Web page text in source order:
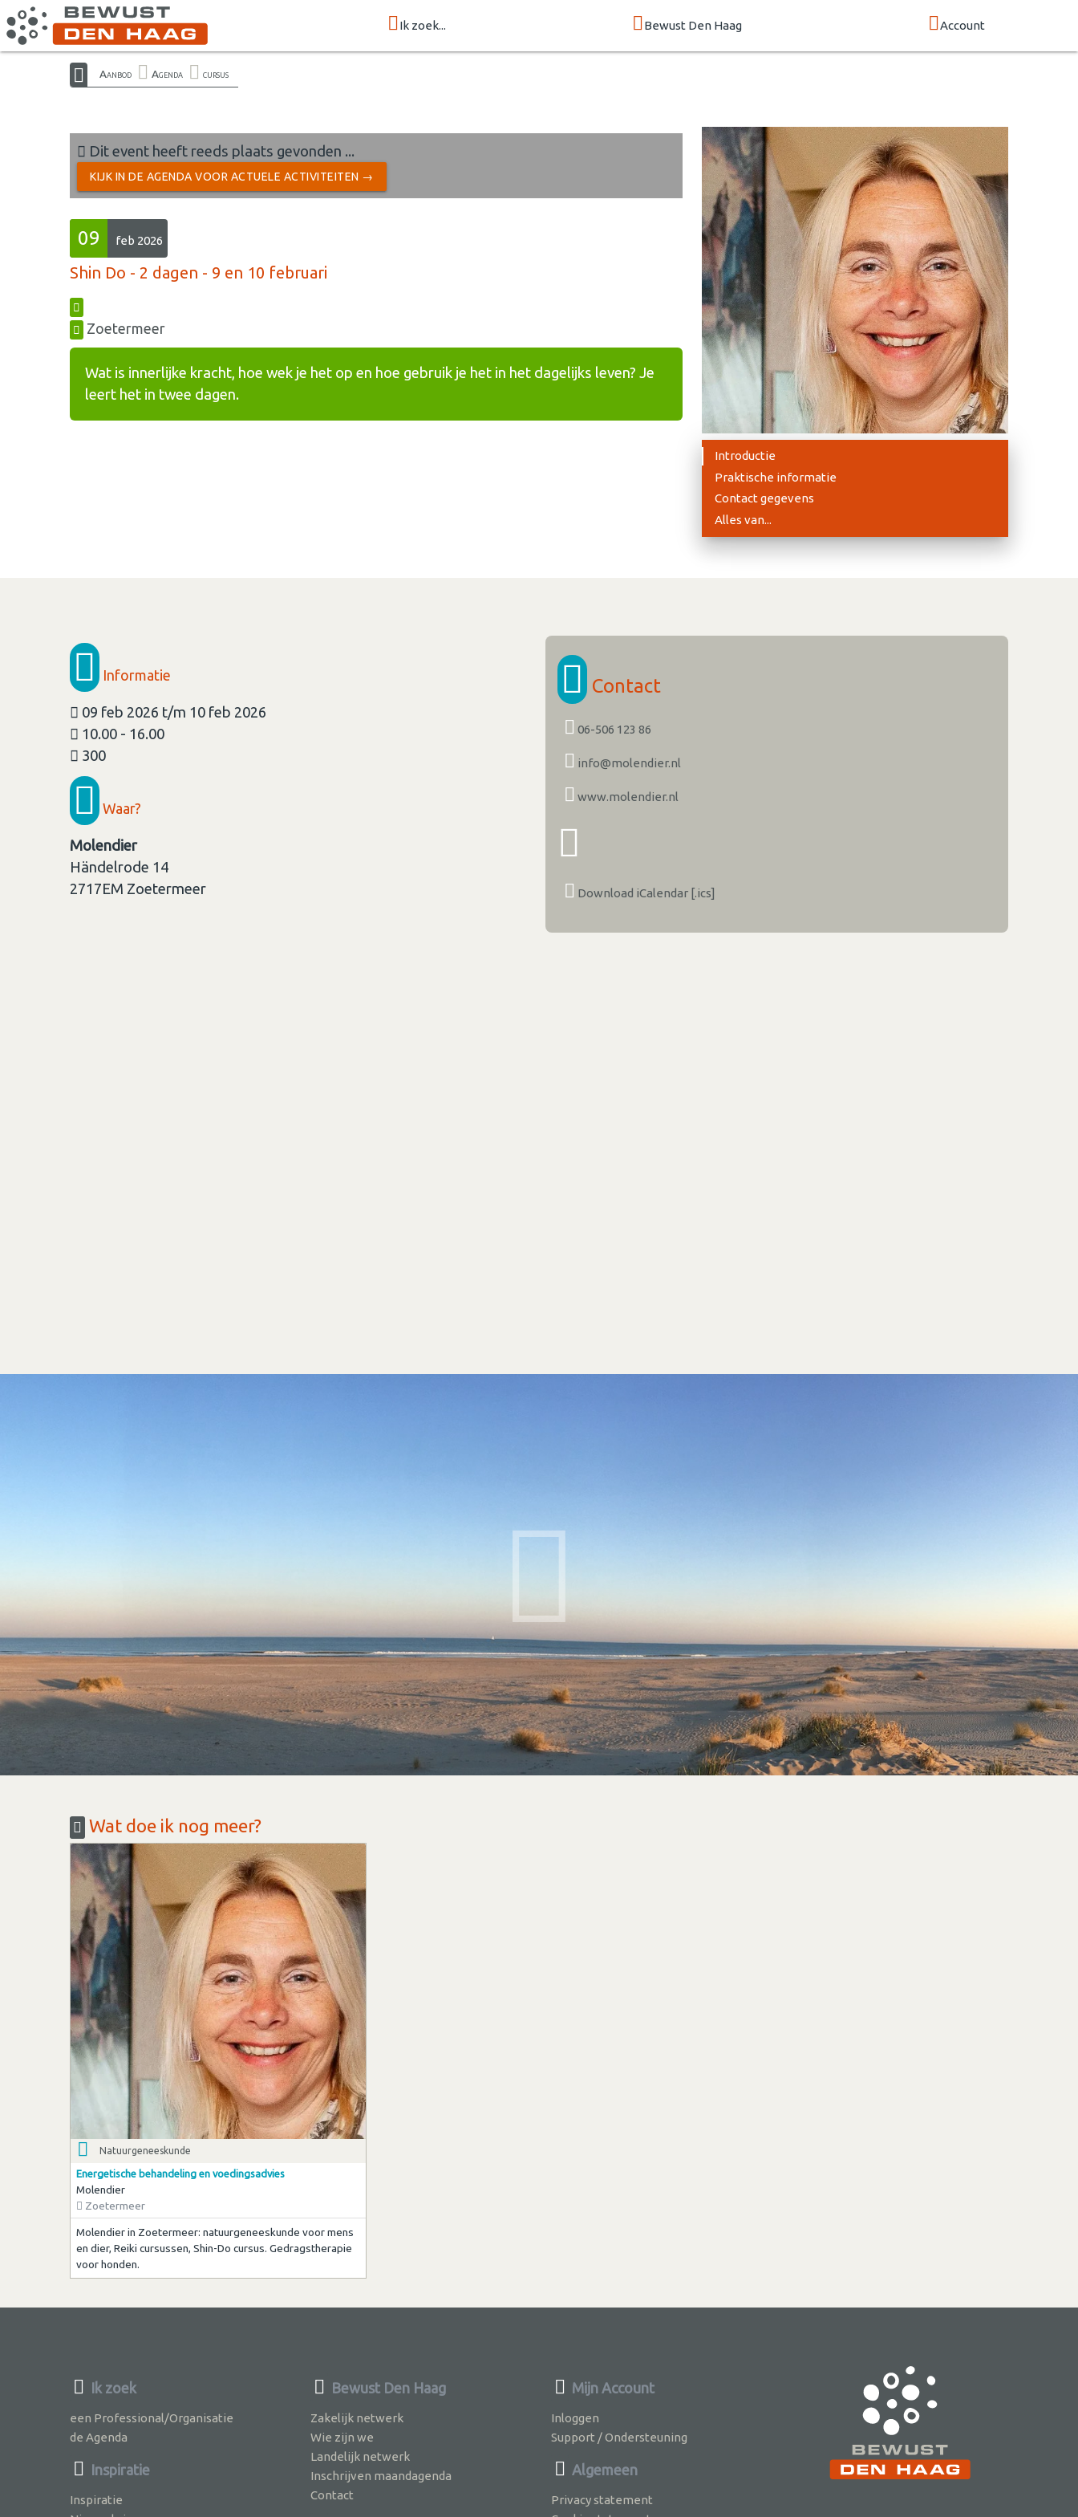
Ik zoek... Bewust Den Haag Account
Aanbod Agenda cursus
Dit event heeft reeds plaats gevonden ...
KIJK IN DE AGENDA VOOR ACTUELE ACTIVITEITEN →
09 feb 2026
Shin Do - 2 dagen - 9 en 10 februari
Zoetermeer
Wat is innerlijke kracht, hoe wek je het op en hoe gebruik je het in het dagelijks leven? Je
leert het in twee dagen.
Introductie
Praktische informatie
Contact gegevens
Alles van...
Informatie
09 feb 2026 t/m 10 feb 2026
10.00 - 16.00
300
Waar?
Molendier
Händelrode 14
2717EM Zoetermeer
Contact
06-506 123 86
info@molendier.nl
www.molendier.nl
Download iCalendar [.ics]
Wat doe ik nog meer?
Natuurgeneeskunde
Energetische behandeling en voedingsadvies
Molendier
Zoetermeer
Molendier in Zoetermeer: natuurgeneeskunde voor mens
en dier, Reiki cursussen, Shin-Do cursus. Gedragstherapie
voor honden.
Ik zoek
een Professional/Organisatie
de Agenda
Inspiratie
Inspiratie
Bewust Den Haag
Zakelijk netwerk
Wie zijn we
Landelijk netwerk
Inschrijven maandagenda
Contact
Mijn Account
Inloggen
Support / Ondersteuning
Algemeen
Privacy statement